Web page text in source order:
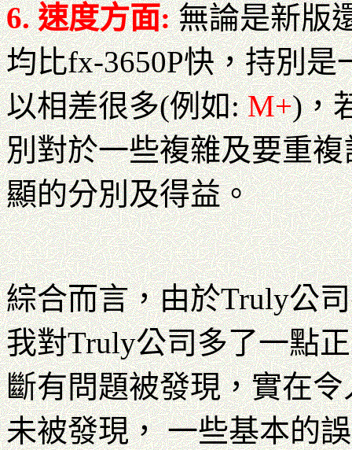
6. 速度方面:無論是新版
均比fx-3650P快，持別
以相差很多(例如:M+)，
別對於一些複雜及要重
顯的分別及得益。
綜合而言，由於Truly公
我對Truly公司多了一點
斷有問題被發現，實在
未被發現， 一些基本的